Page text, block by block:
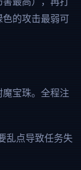
的攻击最弱可
宝珠。全程注
乱点导致任务失